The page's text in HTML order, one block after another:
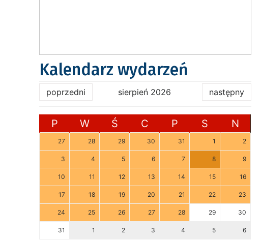
Kalendarz wydarzeń
poprzedni sierpień 2026 następny
P W Ś C P S N
27 28 29 30 31 1 2
3 4 5 6 7 8 9
10 11 12 13 14 15 16
17 18 19 20 21 22 23
24 25 26 27 28 29 30
31 1 2 3 4 5 6